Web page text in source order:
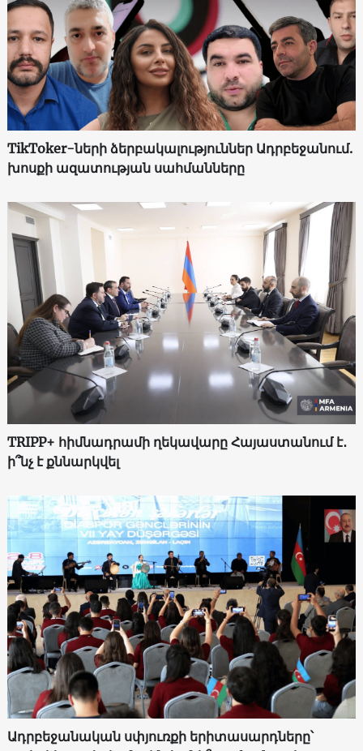
TikToker-ների ձերբակալություններ Ադրբեջանում.
խոսքի ազատության սահմանները
TRIPP+ հիմնադրամի ղեկավարը Հայաստանում է․
ի՞նչ է քննարկվել
Ադրբեջանական սփյուռքի երիտասարդները՝